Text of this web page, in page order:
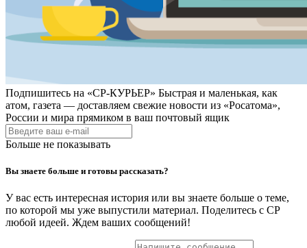
Подпишитесь на «СР-КУРЬЕР» Быстрая и маленькая, как
атом, газета — доставляем свежие новости из «Росатома»,
России и мира прямиком в ваш почтовый ящик
Больше не показывать
Вы знаете больше и готовы рассказать?
У вас есть интересная история или вы знаете больше о теме,
по которой мы уже выпустили материал. Поделитесь с СР
любой идеей. Ждем ваших сообщений!